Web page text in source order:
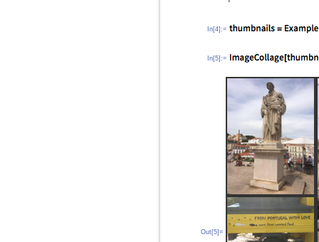
In[4]:=
In[5]:=
Out[5]=